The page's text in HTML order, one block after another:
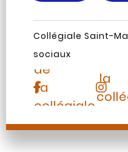
Collégiale Saint-
sociaux
Page
Facebook
de
la
collégiale
Saint-
Martin
la